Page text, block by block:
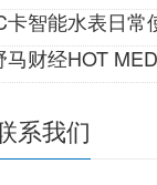
卡智能水表日常
财经HOT MEDIA峰会｜一份
系我们